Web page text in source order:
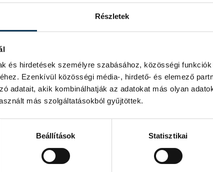
Részletek
és hirdetések személyre szabásához, közösségi
Ezenkívül közösségi média-, hirdető- és elemező
adatait, akik kombinálhatják az adatokat más olyan
más szolgáltatásokból gyűjtöttek.
Beállítások Statisztikai
kényszerül egy elbaltázott jelenet miatt
a Pannon Várszínház, miután Peter
Broadway drámaíró személyesen kereste
Bestseller című darabja – mely nagy
meg A filmsztárt is. Dávid elolvasta
Szelle Dávidot, utóbbi a rendező is
a filmsztárnak, Tylernek menekülnie
filmgála díjátadóján direkt vagy sem,